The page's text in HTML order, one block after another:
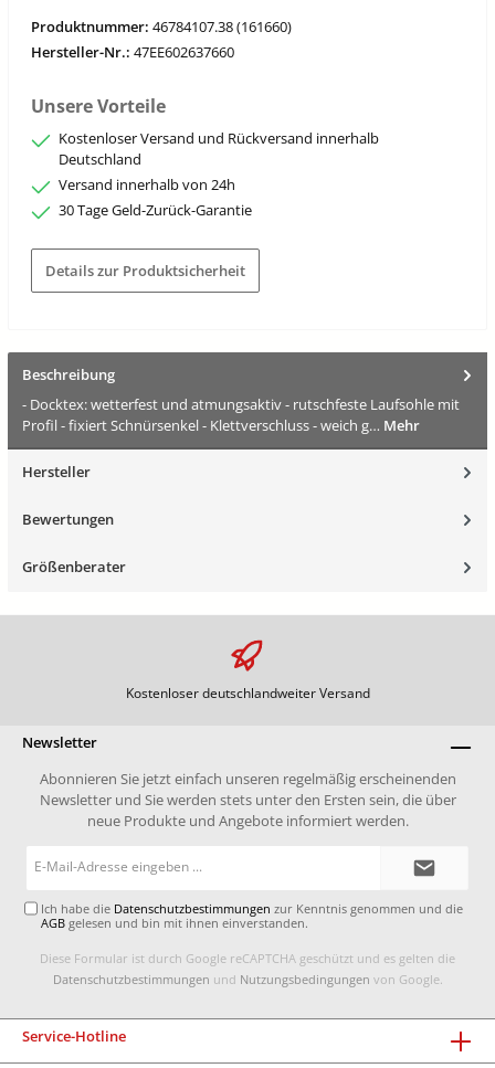
Produktnummer: 46784107.38 (161660)
Hersteller-Nr.: 47EE602637660
Unsere Vorteile
Kostenloser Versand und Rückversand innerhalb
Deutschland
Versand innerhalb von 24h
30 Tage Geld-Zurück-Garantie
Details zur Produktsicherheit
Beschreibung
- Docktex: wetterfest und atmungsaktiv - rutschfeste Laufsohle mit
Profil - fixiert Schnürsenkel - Klettverschluss - weich g… Mehr
Hersteller
Bewertungen
Größenberater
Kostenloser deutschlandweiter Versand
Newsletter
Abonnieren Sie jetzt einfach unseren regelmäßig erscheinenden
Newsletter und Sie werden stets unter den Ersten sein, die über
neue Produkte und Angebote informiert werden.
Ich habe die Datenschutzbestimmungen zur Kenntnis genommen und die
AGB gelesen und bin mit ihnen einverstanden.
Diese Formular ist durch Google reCAPTCHA geschützt und es gelten die
Datenschutzbestimmungen und Nutzungsbedingungen von Google.
Service-Hotline